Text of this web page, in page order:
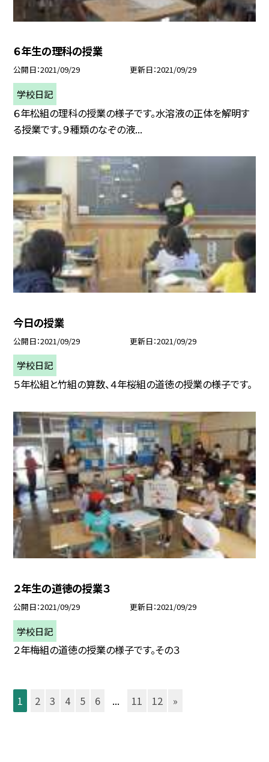
６年生の理科の授業
公開日 2021/09/29 更新日 2021/09/29
学校日記
６年松組の理科の授業の様子です。水溶液の正体を解明す
る授業です。９種類のなぞの液...
今日の授業
公開日 2021/09/29 更新日 2021/09/29
学校日記
５年松組と竹組の算数、４年桜組の道徳の授業の様子です。
２年生の道徳の授業３
公開日 2021/09/29 更新日 2021/09/29
学校日記
２年梅組の道徳の授業の様子です。その３
1 2 3 4 5 6 ... 11 12 »